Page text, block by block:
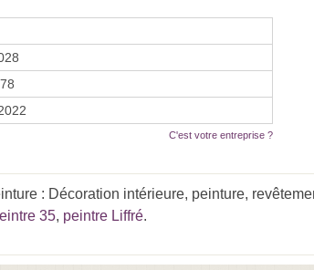
C'est votre entreprise ?
: Décoration intérieure, peinture,
35, peintre Liffré.